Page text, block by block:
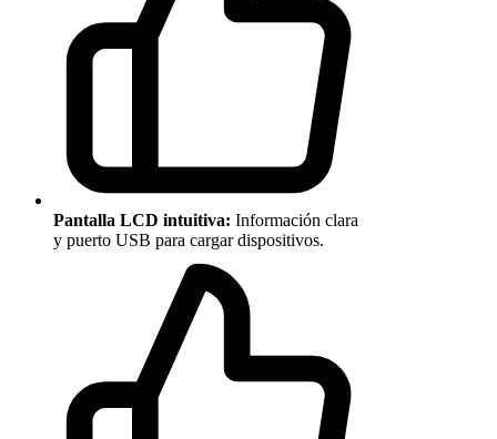
Pantalla LCD intuitiva: Información clara
y puerto USB para cargar dispositivos.